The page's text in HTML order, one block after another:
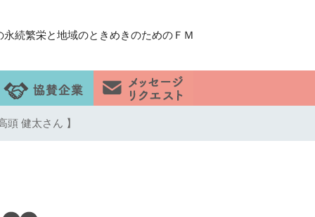
永続繁栄と地域のときめきのためのＦＭ
健太さん 】